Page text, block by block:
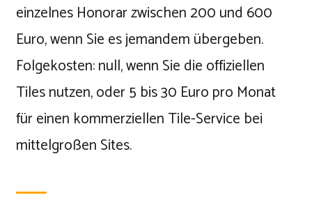
einzelnes Honorar zwischen 200 und 600
Euro, wenn Sie es jemandem übergeben.
Folgekosten: null, wenn Sie die offiziellen
Tiles nutzen, oder 5 bis 30 Euro pro Monat
für einen kommerziellen Tile-Service bei
mittelgroßen Sites.